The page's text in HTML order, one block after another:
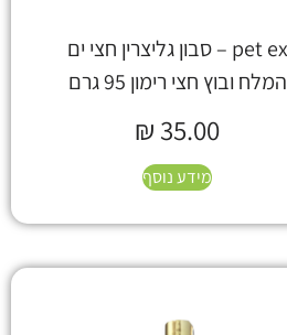
pet ex – סבון גליצרין חצי ים
המלח ובוץ חצי רימון 95 גרם
₪ 35.00
מידע נוסף